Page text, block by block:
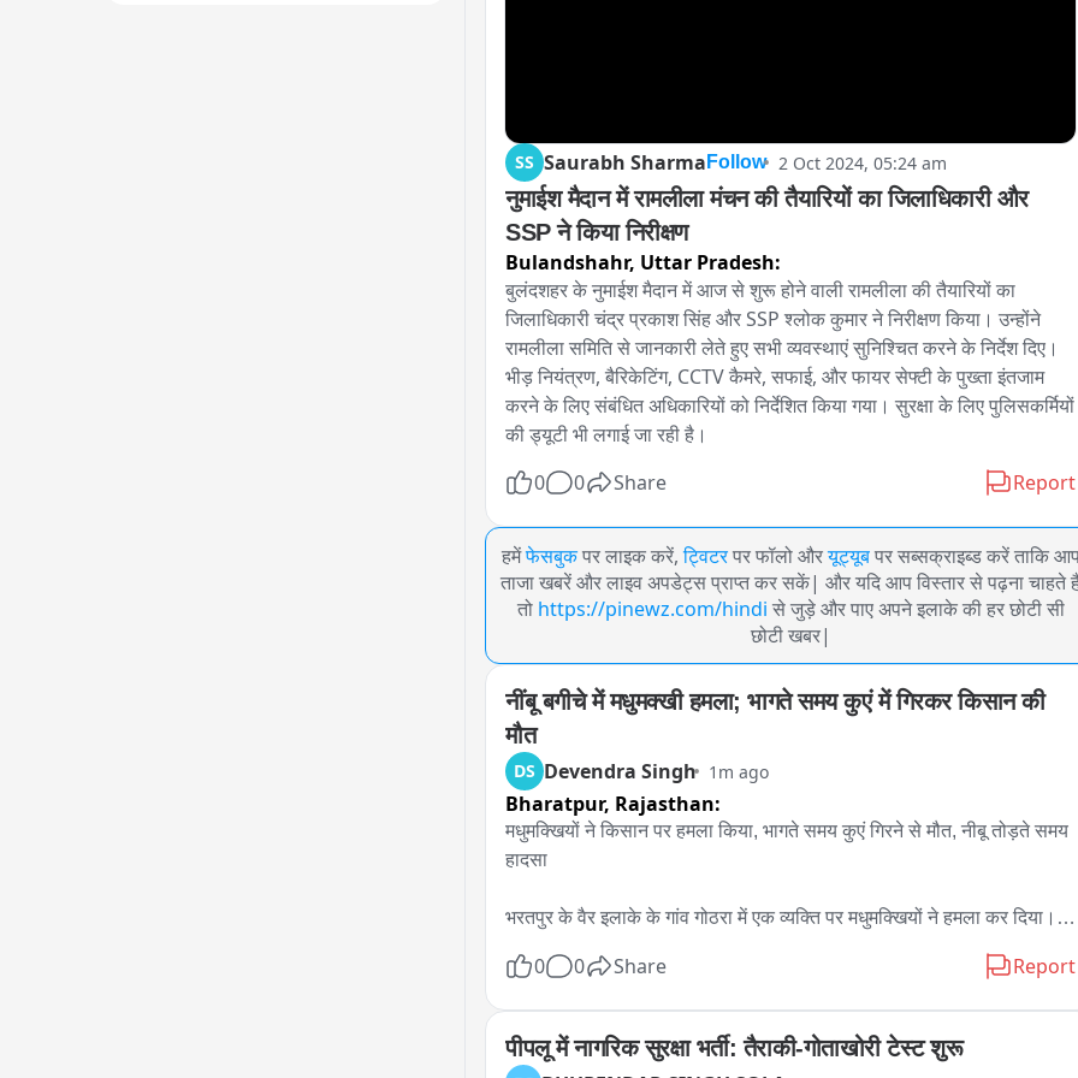
SS Saurabh Sharma Follow 2 Oct 2024, 05:24 am
नुमाईश मैदान में रामलीला मंचन की तैयारियों का जिलाधिकारी और
SSP ने किया निरीक्षण
Bulandshahr, Uttar Pradesh:
बुलंदशहर के नुमाईश मैदान में आज से शुरू होने वाली रामलीला की तैयारियों का
जिलाधिकारी चंद्र प्रकाश सिंह और SSP श्लोक कुमार ने निरीक्षण किया। उन्होंने
रामलीला समिति से जानकारी लेते हुए सभी व्यवस्थाएं सुनिश्चित करने के निर्देश दिए।
भीड़ नियंत्रण, बैरिकेटिंग, CCTV कैमरे, सफाई, और फायर सेफ्टी के पुख्ता इंतजाम
करने के लिए संबंधित अधिकारियों को निर्देशित किया गया। सुरक्षा के लिए पुलिसकर्मियों
की ड्यूटी भी लगाई जा रही है।
0
0 Share Report
हमेंफेसबुक पर लाइक करें, ट्विटर पर फॉलो औरयूट्यूब पर सब्सक्राइब्ड करें ताकि
ताजा खबरें और लाइव अपडेट्स प्राप्त कर सकें| और यदि आप विस्तार से पढ़ना चाहते
तो https://pinewz.com/hindi से जुड़े और पाए अपने इलाके की हर छोटी सी
छोटी खबर|
नींबू बगीचे में मधुमक्खी हमला; भागते समय कुएं में गिरकर किसान की
मौत
DS Devendra Singh 1m ago
Bharatpur, Rajasthan:
मधुमक्खियों ने किसान पर हमला किया, भागते समय कुएं गिरने से मौत, नीबू तोड़ते समय
हादसा
भरतपुर के वैर इलाके के गांव गोठरा में एक व्यक्ति पर मधुमक्खियों ने हमला कर दिया।
गया। जिससे उसकी मौत हो गई। व्यक्ति बाग से नींबू तोड़ रहा था। पुलिस ने कुएं से
वैर SHO धीरेंद्र कुमार ने बताया कि घटना करीब 3 बजे की है। गोठरा गांव का रहने
0 0 Share Report
पीपलू में नागरिक सुरक्षा भर्ती: तैराकी-गोताखोरी टेस्ट शुरू